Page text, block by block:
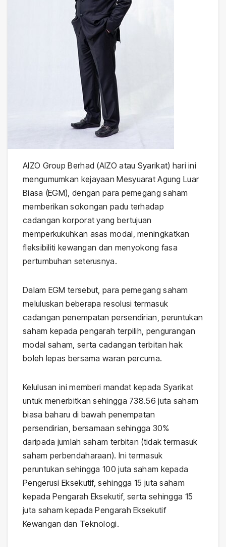
AIZO Group Berhad (AIZO atau Syarikat) hari ini
mengumumkan kejayaan Mesyuarat Agung Luar
Biasa (EGM), dengan para pemegang saham
memberikan sokongan padu terhadap
cadangan korporat yang bertujuan
memperkukuhkan asas modal, meningkatkan
fleksibiliti kewangan dan menyokong fasa
pertumbuhan seterusnya.
Dalam EGM tersebut, para pemegang saham
meluluskan beberapa resolusi termasuk
cadangan penempatan persendirian, peruntukan
saham kepada pengarah terpilih, pengurangan
modal saham, serta cadangan terbitan hak
boleh lepas bersama waran percuma.
Kelulusan ini memberi mandat kepada Syarikat
untuk menerbitkan sehingga 738.56 juta saham
biasa baharu di bawah penempatan
persendirian, bersamaan sehingga 30%
daripada jumlah saham terbitan (tidak termasuk
saham perbendaharaan). Ini termasuk
peruntukan sehingga 100 juta saham kepada
Pengerusi Eksekutif, sehingga 15 juta saham
kepada Pengarah Eksekutif, serta sehingga 15
juta saham kepada Pengarah Eksekutif
Kewangan dan Teknologi.